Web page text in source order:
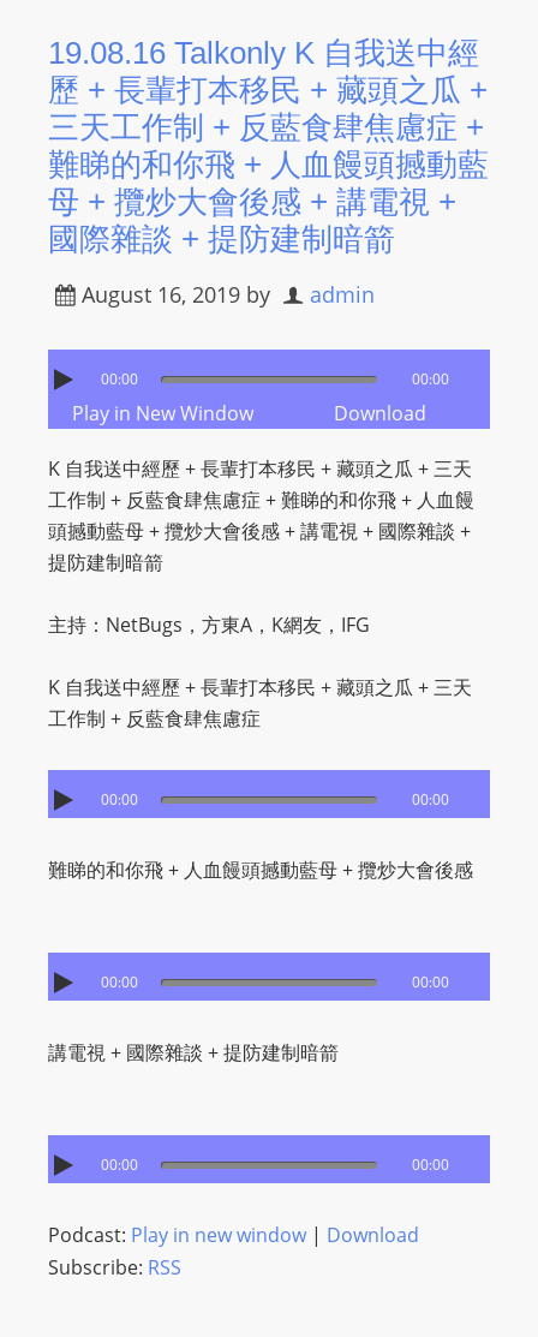
19.08.16 Talkonly K 自我送中經
歷 + 長輩打本移民 + 藏頭之瓜 +
三天工作制 + 反藍食肆焦慮症 +
難睇的和你飛 + 人血饅頭撼動藍
母 + 攬炒大會後感 + 講電視 +
國際雜談 + 提防建制暗箭
August 16, 2019 by admin
00:00 00:00
Play in New Window Download
K 自我送中經歷 + 長輩打本移民 + 藏頭之瓜 + 三天
工作制 + 反藍食肆焦慮症 + 難睇的和你飛 + 人血饅
頭撼動藍母 + 攬炒大會後感 + 講電視 + 國際雜談 +
提防建制暗箭
主持：NetBugs，方東A，K網友，IFG
K 自我送中經歷 + 長輩打本移民 + 藏頭之瓜 + 三天
工作制 + 反藍食肆焦慮症
00:00 00:00
難睇的和你飛 + 人血饅頭撼動藍母 + 攬炒大會後感
00:00 00:00
講電視 + 國際雜談 + 提防建制暗箭
00:00 00:00
Podcast: Play in new window| Download
Subscribe: RSS